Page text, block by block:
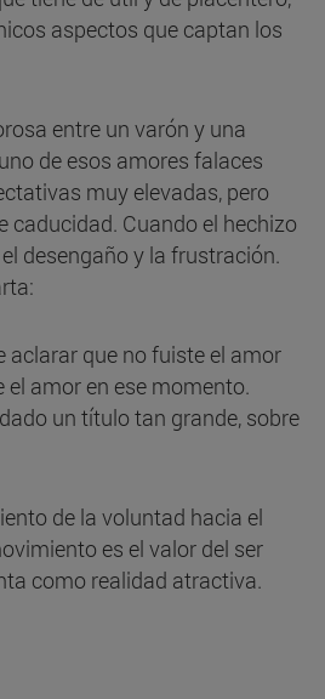
aspectos que captan los
entre un varón y una
de esos amores falaces
muy elevadas, pero
caducidad. Cuando el hechizo
desengaño y la frustración.
aclarar que no fuiste el amor
amor en ese momento.
un título tan grande, sobre
de la voluntad hacia el
es el valor del ser
como realidad atractiva.